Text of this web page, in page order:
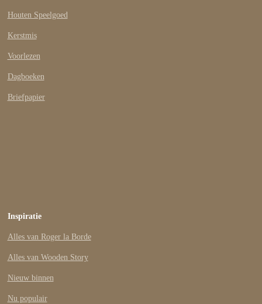
Houten Speelgoed
Kerstmis
Voorlezen
Dagboeken
Briefpapier
Inspiratie
Alles van Roger la Borde
Alles van Wooden Story
Nieuw binnen
Nu populair